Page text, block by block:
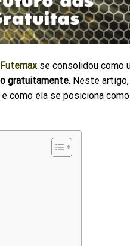
Futemaxse consolidou como
gratuitamente. Neste artigo,
como ela se posiciona